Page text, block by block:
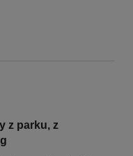
z parku, z